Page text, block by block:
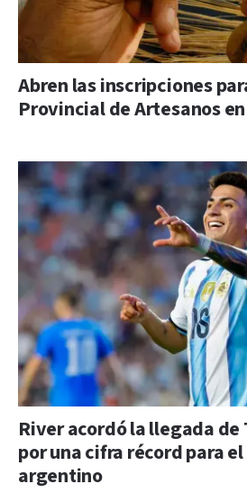
Abren las inscripciones
Provincial de Artesanos
River acordó la llegada
por una cifra récord para
argentino